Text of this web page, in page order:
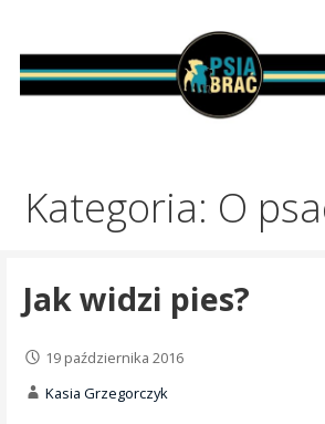
treści
Kategoria: O
Jak widzi pies?
19 października 2016
Kasia Grzegorczyk